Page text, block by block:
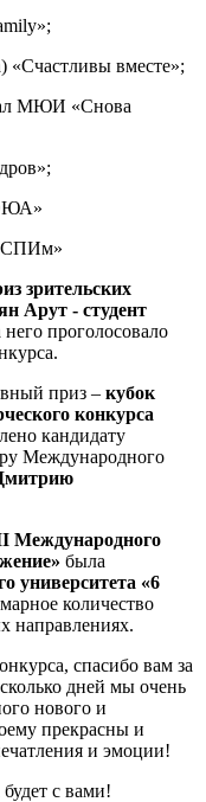
вместе»;
МЮИ «Снова
зрительских
Арут - студент
него проголосовало
приз – кубок
конкурса
кандидату
Международного
Международного
была
университета «6
количество
направлениях.
спасибо вам за
дней мы очень
нового и
прекрасны и
и эмоции!
с вами!